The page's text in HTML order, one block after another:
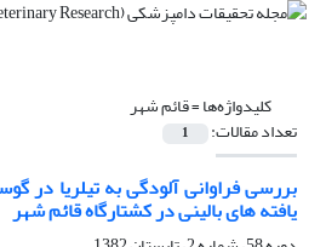
کلیدواژه‌ها =قائم شهر
تعداد مقالات: 1
بررسی فراوانی آلودگی به تیلریا در
یافته های بالینی در کشتارگاه قائم شهر